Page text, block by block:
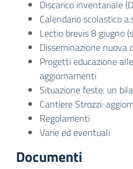
Discarico inventariale
Calendario scolastico
Lectio brevis 8 giugno
Disseminazione nuova
Progetti educazione
aggiornamenti
Situazione feste: un
Cantiere Strozzi:
Regolamenti
Varie ed eventuali
Documenti